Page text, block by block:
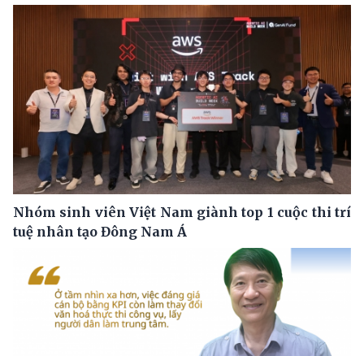
Nhóm sinh viên Việt Nam giành top 1 cuộc thi trí
tuệ nhân tạo Đông Nam Á